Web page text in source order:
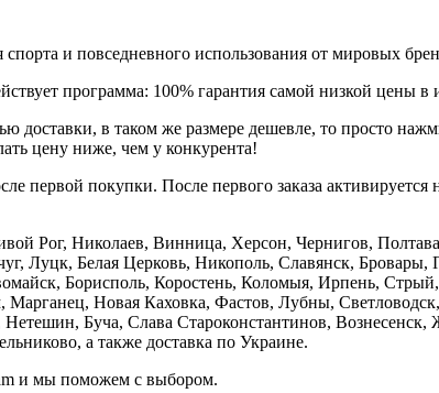
и повседневного использования от мировых
программа: 100% гарантия самой низкой цены в
в таком же размере дешевле, то просто
цену ниже, чем у конкурента!
первой покупки. После первого заказа
Рог, Николаев, Винница, Херсон, Чернигов,
Луцк, Белая Церковь, Никополь, Славянск,
Борисполь, Коростень, Коломыя, Ирпень, Стрый,
Новая Каховка, Фастов, Лубны,
Буча, Слава Староконстантинов,
а также доставка по Украине.
и мы поможем с выбором.